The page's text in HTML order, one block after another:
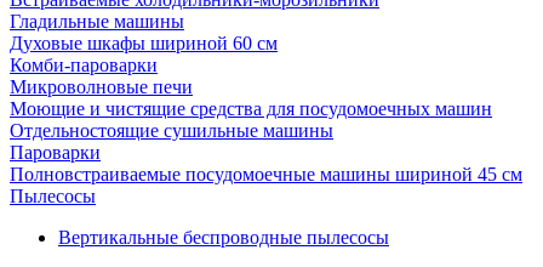
Гладильные машины
Духовые шкафы шириной 60 см
Комби-пароварки
Микроволновые печи
Моющие и чистящие средства для посудомоечных машин
Отдельностоящие сушильные машины
Пароварки
Полновстраиваемые посудомоечные машины шириной 45 см
Пылесосы
Вертикальные беспроводные пылесосы